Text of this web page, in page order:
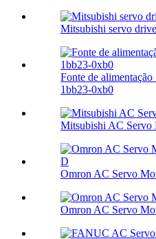
Mitsubishi servo
Fonte de
1bb23-0xb0
Mitsubishi AC Servo
Omron AC Servo
Omron AC Servo